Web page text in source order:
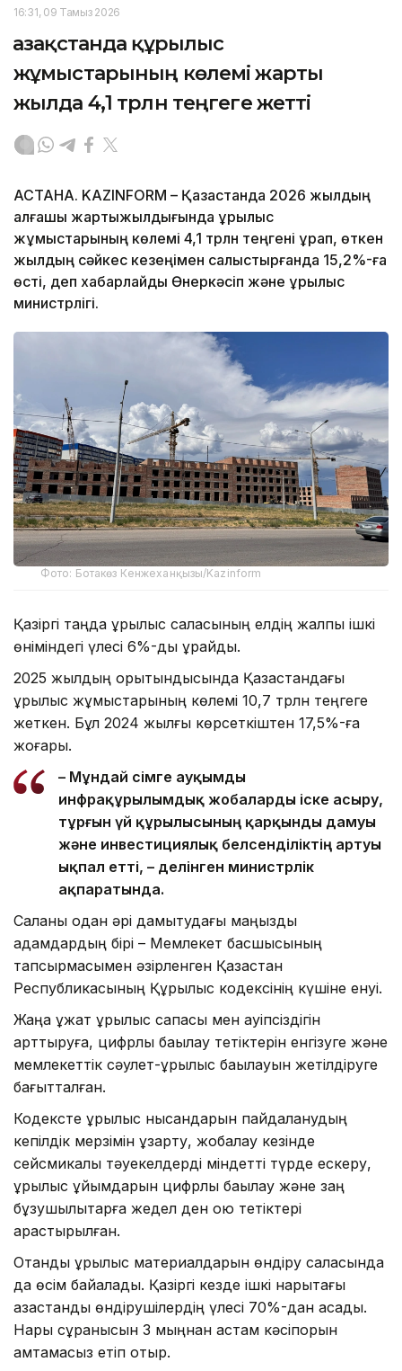
16:31, 09 Тамыз 2026
Қазақстанда құрылыс
жұмыстарының көлемі жарты
жылда 4,1 трлн теңгеге жетті
АСТАНА. KAZINFORM – Қазақстанда 2026 жылдың
алғашқы жартыжылдығында құрылыс
жұмыстарының көлемі 4,1 трлн теңгені құрап, өткен
жылдың сәйкес кезеңімен салыстырғанда 15,2%-ға
өсті, деп хабарлайды Өнеркәсіп және құрылыс
министрлігі.
Фото: Ботакөз Кенжеханқызы/Kazinform
Қазіргі таңда құрылыс саласының елдің жалпы ішкі
өніміндегі үлесі 6%-ды құрайды.
2025 жылдың қорытындысында Қазақстандағы
құрылыс жұмыстарының көлемі 10,7 трлн теңгеге
жеткен. Бұл 2024 жылғы көрсеткіштен 17,5%-ға
жоғары.
– Мұндай өсімге ауқымды
инфрақұрылымдық жобаларды іске асыру,
тұрғын үй құрылысының қарқынды дамуы
және инвестициялық белсенділіктің артуы
ықпал етті, – делінген министрлік
ақпаратында.
Саланы одан әрі дамытудағы маңызды
қадамдардың бірі – Мемлекет басшысының
тапсырмасымен әзірленген Қазақстан
Республикасының Құрылыс кодексінің күшіне енуі.
Жаңа құжат құрылыс сапасы мен қауіпсіздігін
арттыруға, цифрлық бақылау тетіктерін енгізуге және
мемлекеттік сәулет-құрылыс бақылауын жетілдіруге
бағытталған.
Кодексте құрылыс нысандарын пайдаланудың
кепілдік мерзімін ұзарту, жобалау кезінде
сейсмикалық тәуекелдерді міндетті түрде ескеру,
құрылыс ұйымдарын цифрлық бақылау және заң
бұзушылықтарға жедел ден қою тетіктері
қарастырылған.
Отандық құрылыс материалдарын өндіру саласында
да өсім байқалады. Қазіргі кезде ішкі нарықтағы
қазақстандық өндірушілердің үлесі 70%-дан асады.
Нарық сұранысын 3 мыңнан астам кәсіпорын
қамтамасыз етіп отыр.